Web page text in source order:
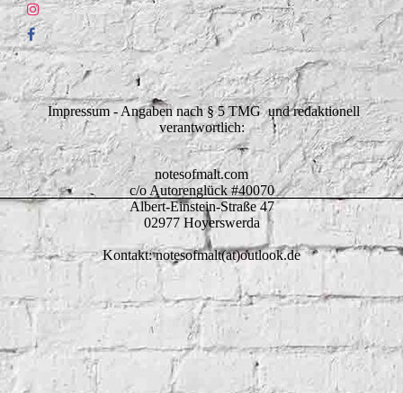
Impressum - Angaben nach § 5 TMG und redaktionell
verantwortlich:
notesofmalt.com
c/o Autorenglück #40070
Albert-Einstein-Straße 47
02977 Hoyerswerda
Kontakt: notesofmalt(at)outlook.de